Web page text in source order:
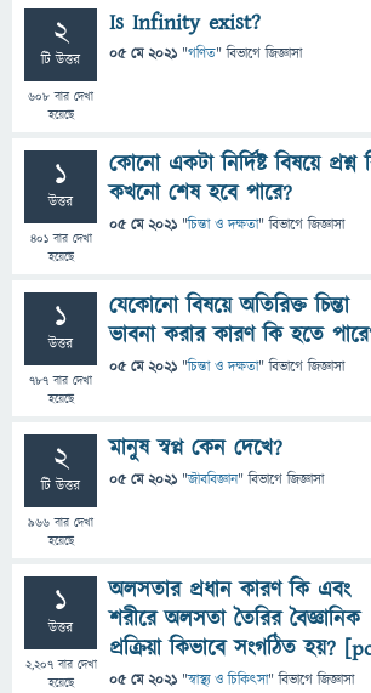
2
টি উত্তর
608 বার দেখা
হয়েছে
Is Infinity exist?
05 মে 2021 "গণিত" বিভাগে জিজ্ঞাসা
1
উত্তর
401বার দেখা
হয়েছে
কোনো একটা নির্দিষ্ট বিষয়ে প্রশ্ন
কখনো শেষ হবে পারে?
05 মে 2021 "চিন্তা ও দক্ষতা" বিভাগে জিজ্ঞাসা
1
উত্তর
787 বার দেখা
হয়েছে
যেকোনো বিষয়ে অতিরিক্ত চিন্তা
ভাবনা করার কারণ কি হতে
05 মে 2021 "চিন্তা ও দক্ষতা" বিভাগে জিজ্ঞাসা
2
টি উত্তর
966 বার দেখা
হয়েছে
মানুষ স্বপ্ন কেন দেখে?
05 মে 2021 "জীববিজ্ঞান" বিভাগে জিজ্ঞাসা
1
উত্তর
2,207বার দেখা
হয়েছে
অলসতার প্রধান কারণ কি এবং
শরীরে অলসতা তৈরির বৈজ্ঞানিক
প্রক্রিয়া কিভাবে সংগঠিত হয়?
05 মে 2021 "স্বাস্থ্য ও চিকিৎসা" বিভাগে জিজ্ঞাসা